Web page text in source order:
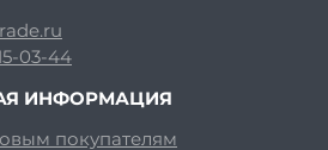
03-44
ИНФОРМАЦИЯ
покупателям